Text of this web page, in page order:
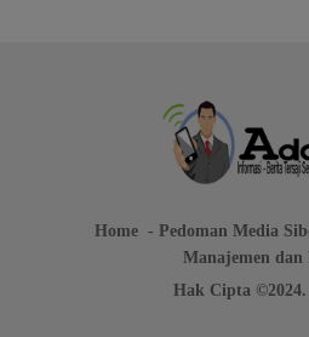
Home Pedoman Media
Manajemen dan
Hak Cipta